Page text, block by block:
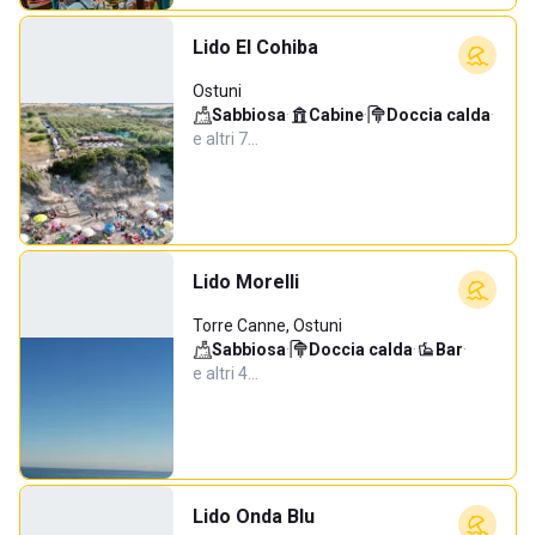
Lido El Cohiba
Ostuni
Sabbiosa· Cabine· Doccia calda·
e altri 7…
Lido Morelli
Torre Canne, Ostuni
Sabbiosa· Doccia calda· Bar·
e altri 4…
Lido Onda Blu